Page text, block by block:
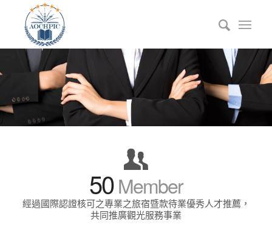
50Member
經過國際認證核可之專業之旅宿暨款待業優秀人才推薦，
共同推廣觀光服務事業